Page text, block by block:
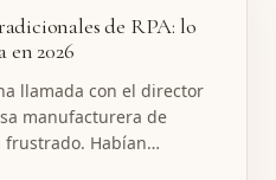
de RPA: lo
2026
llamada con el director
manufacturera de
frustrado. Habían